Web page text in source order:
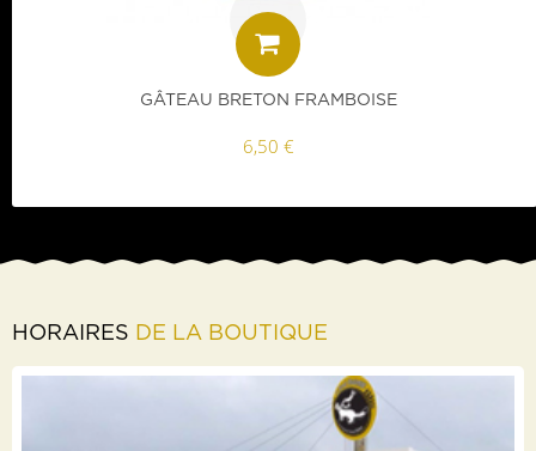
GÂTEAU BRETON FRAMBOISE
6,50 €
HORAIRES DE LA BOUTIQUE